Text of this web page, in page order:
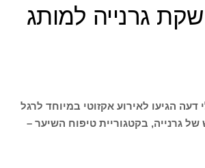
גרנייה למותג
דעה הגיעו לאירוע אקזוטי במיוחד לרגל
גרנייה, בקטגוריית טיפוח השיער –